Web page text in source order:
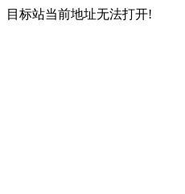
目标站当前地址无法打开!